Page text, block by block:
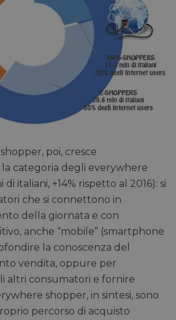
poi, cresce
categoria degli everywhere
italiani, +14% rispetto al 2016): si
che si connettono in
della giornata e con
anche “mobile” (smartphone
la conoscenza del
vendita, oppure per
altri consumatori e fornire
shopper, in sintesi, sono
percorso di acquisto